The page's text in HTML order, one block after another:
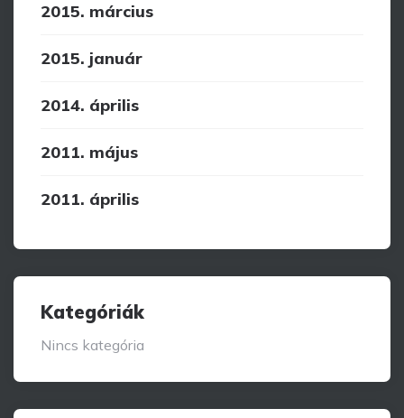
2015. március
2015. január
2014. április
2011. május
2011. április
Kategóriák
Nincs kategória